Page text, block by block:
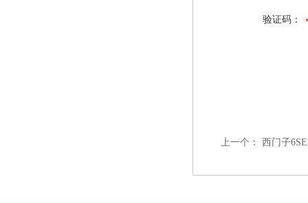
验证码：
上一个： 西门子